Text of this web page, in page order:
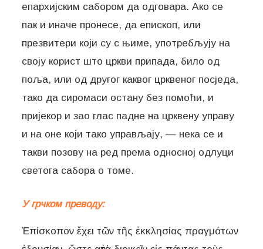
епархијским сабором да одговара. Ако се
пак и иначе пронесе, да епископ, или
презвитери који су с њиме, употребљују на
своју корист што цркви припада, било од
поља, или од другог каквог црквеног посједа,
тако да сиромаси остану без помоћи, и
пријекор и зао глас падне на црквену управу
и на оне који тако управљају, — нека се и
такви позову на ред према односној одлуци
светога сабора о томе.
У грчком преводу:
Ἐπίσκοπον ἔχει τῶν τῆς ἐκκλησίας πραγμάτων